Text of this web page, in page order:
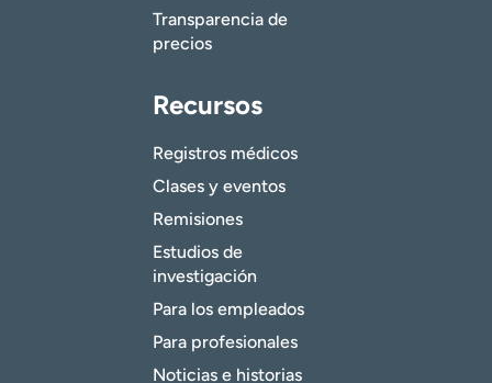
Transparencia de
precios
Recursos
Registros médicos
Clases y eventos
Remisiones
Estudios de
investigación
Para los empleados
Para profesionales
Noticias e historias